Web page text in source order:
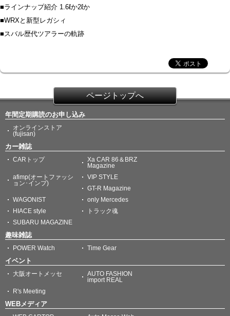
■ラインナップ紹介 1.6ℓか2ℓか
■WRXと新型レガシィ
■スバル歴代ツアラーの軌跡
ページトップへ
年間定期購読のお申し込み
オンラインストア
(fujisan)
カー雑誌
CARトップ
Xa CAR 86＆BRZ
Magazine
afimp(オートファッシ
ョン･インプ)
VIP STYLE
GT-R Magazine
WAGONIST
only Mercedes
HIACE style
トラック魂
SUBARU MAGAZINE
趣味雑誌
POWER Watch Time Gear
イベント
大阪オートメッセ
AUTO FASHION
import REAL
R's Meeting
WEBメディア